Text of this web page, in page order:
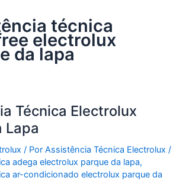
técnica
electrolux
da lapa
Técnica Electrolux
Lapa
/ PorAssistência Técnica Electrolux/
adega electrolux parque da lapa,
ar-condicionado electrolux parque da